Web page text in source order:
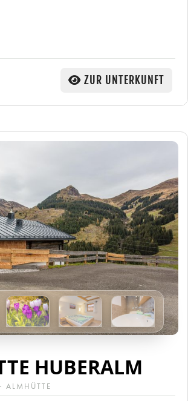
ZUR UNTERKUNFT
HUBERALM
ALMHÜTTE